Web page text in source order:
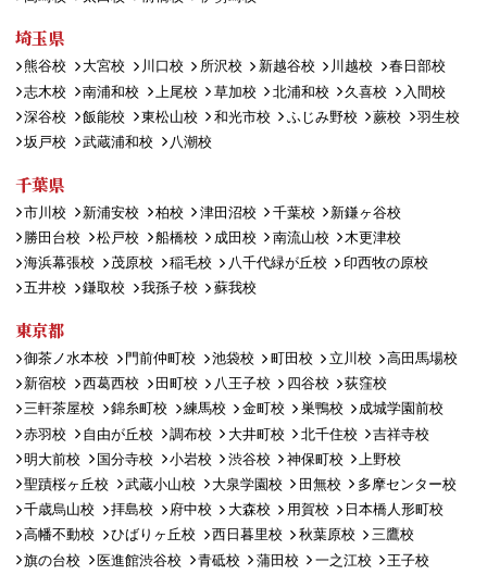
埼玉県
熊谷校 大宮校 川口校 所沢校 新越谷校 川越校
春日部校
志木校
南浦和校 上尾校 草加校 北浦和校 久喜校
入間校
深谷校
飯能校 東松山校 和光市校 ふじみ野校 蕨校
羽生校
坂戸校
武蔵浦和校 八潮校
千葉県
市川校 新浦安校 柏校 津田沼校 千葉校
新鎌ヶ谷校
勝田台校
松戸校 船橋校 成田校 南流山校
木更津校
海浜幕張校
茂原校 稲毛校 八千代緑が丘校
印西牧の原校
五井校
鎌取校 我孫子校 蘇我校
東京都
御茶ノ水本校 門前仲町校 池袋校 町田校 立川校
高田馬場校
新宿校
西葛西校 田町校 八王子校 四谷校
荻窪校
三軒茶屋校
錦糸町校 練馬校 金町校 巣鴨校
成城学園前校
赤羽校
自由が丘校 調布校 大井町校 北千住校
吉祥寺校
明大前校
国分寺校 小岩校 渋谷校 神保町校
上野校
聖蹟桜ヶ丘校
武蔵小山校 大泉学園校 田無校
多摩センター校
千歳烏山校
拝島校 府中校 大森校 用賀校
日本橋人形町校
高幡不動校
ひばりヶ丘校 西日暮里校 秋葉原校
三鷹校
旗の台校
医進館渋谷校 青砥校 蒲田校 一之江校
王子校